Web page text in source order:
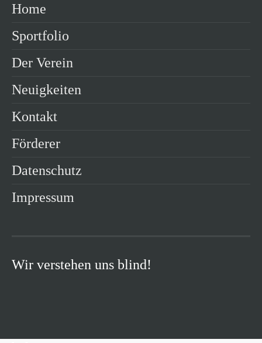
Home
Sportfolio
Der Verein
Neuigkeiten
Kontakt
Förderer
Datenschutz
Impressum
Wir verstehen uns blind!